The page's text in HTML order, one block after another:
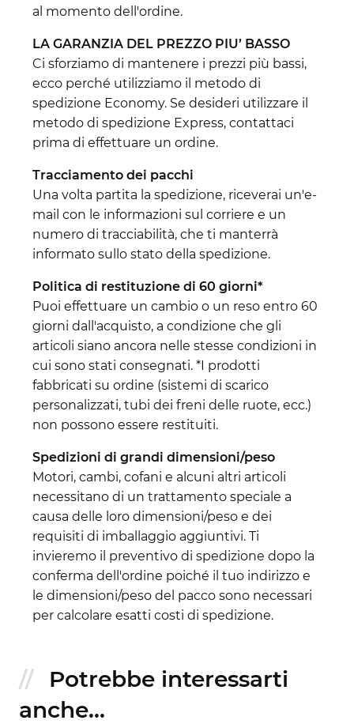
al momento dell'ordine.
LA GARANZIA DEL PREZZO PIU’ BASSO
Ci sforziamo di mantenere i prezzi più bassi,
ecco perché utilizziamo il metodo di
spedizione Economy. Se desideri utilizzare il
metodo di spedizione Express, contattaci
prima di effettuare un ordine.
Tracciamento dei pacchi
Una volta partita la spedizione, riceverai un'e-
mail con le informazioni sul corriere e un
numero di tracciabilità, che ti manterrà
informato sullo stato della spedizione.
Politica di restituzione di 60 giorni*
Puoi effettuare un cambio o un reso entro 60
giorni dall'acquisto, a condizione che gli
articoli siano ancora nelle stesse condizioni in
cui sono stati consegnati. *I prodotti
fabbricati su ordine (sistemi di scarico
personalizzati, tubi dei freni delle ruote, ecc.)
non possono essere restituiti.
Spedizioni di grandi dimensioni/peso
Motori, cambi, cofani e alcuni altri articoli
necessitano di un trattamento speciale a
causa delle loro dimensioni/peso e dei
requisiti di imballaggio aggiuntivi. Ti
invieremo il preventivo di spedizione dopo la
conferma dell'ordine poiché il tuo indirizzo e
le dimensioni/peso del pacco sono necessari
per calcolare esatti costi di spedizione.
Potrebbe interessarti
anche...